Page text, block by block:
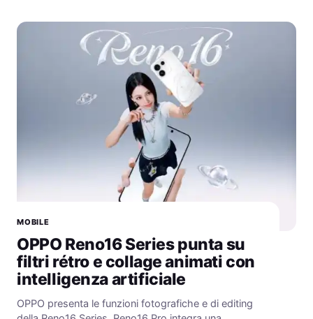
MOBILE
OPPO Reno16 Series punta su
filtri rétro e collage animati con
intelligenza artificiale
OPPO presenta le funzioni fotografiche e di editing